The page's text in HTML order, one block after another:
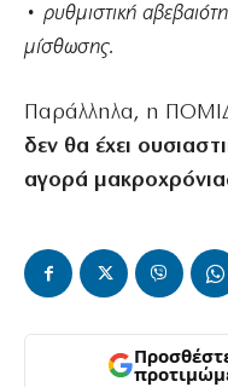
• ρυθμιστική
μίσθωσης.
Παράλληλα, η
δεν θα έχει
αγορά